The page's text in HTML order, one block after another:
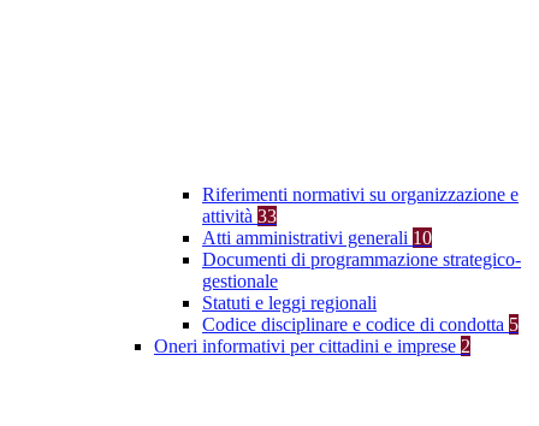
Riferimenti normativi su organizzazione e
attività 33
Atti amministrativi generali 10
Documenti di programmazione strategico-
gestionale
Statuti e leggi regionali
Codice disciplinare e codice di condotta 5
Oneri informativi per cittadini e imprese 2